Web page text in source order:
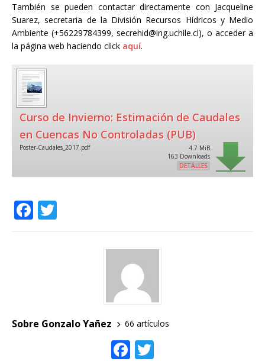
También se pueden contactar directamente con Jacqueline
Suarez, secretaria de la División Recursos Hídricos y Medio
Ambiente (+56229784399, secrehid@ing.uchile.cl), o acceder a
la página web haciendo click aquí.
Curso de Invierno: Estimación de Caudales
en Cuencas No Controladas (PUB)
Poster-Caudales_2017.pdf
4.7 MiB
163 Downloads
DETALLES
F
o
Sobre Gonzalo Yañez 66 artículos
F